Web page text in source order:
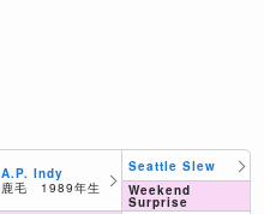
A.P. Indy
鹿毛 1989年生
Seattle Slew
Weekend
Surprise